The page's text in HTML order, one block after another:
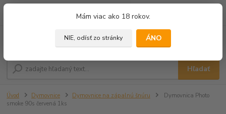
Mám viac ako 18 rokov.
NIE, odísť zo stránky ÁNO
Hľadať
Úvod Dymovnice Dymovnice na zápalnú šnúru
Dymovnica Photo
smoke 90s červená 1ks